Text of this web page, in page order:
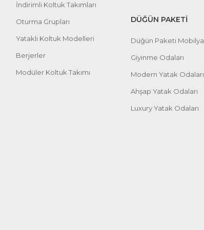
İndirimli Koltuk Takımları
Oturma Grupları
Yataklı Koltuk Modelleri
Berjerler
Modüler Koltuk Takımı
DÜĞÜN PAKETİ
Düğün Paketi Mobilya
Giyinme Odaları
Modern Yatak Odaları
Ahşap Yatak Odaları
Luxury Yatak Odaları